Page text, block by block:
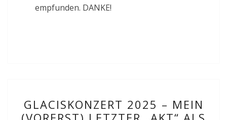
empfunden. DANKE!
2025
GLACISKONZERT 2025 – MEIN